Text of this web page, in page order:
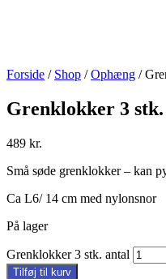
Forside / Shop /Ophæng /
Grenklokker 3 stk.
489 kr.
Små søde grenklokker – kan
Ca L6/ 14 cm med nylonsnor
På lager
Grenklokker 3 stk. antal
Tilføj til kurv